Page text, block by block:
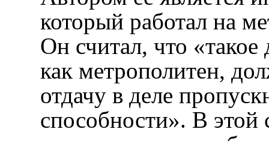
который работал на
Он считал, что
как метрополитен,
отдачу в деле
способности». В этой